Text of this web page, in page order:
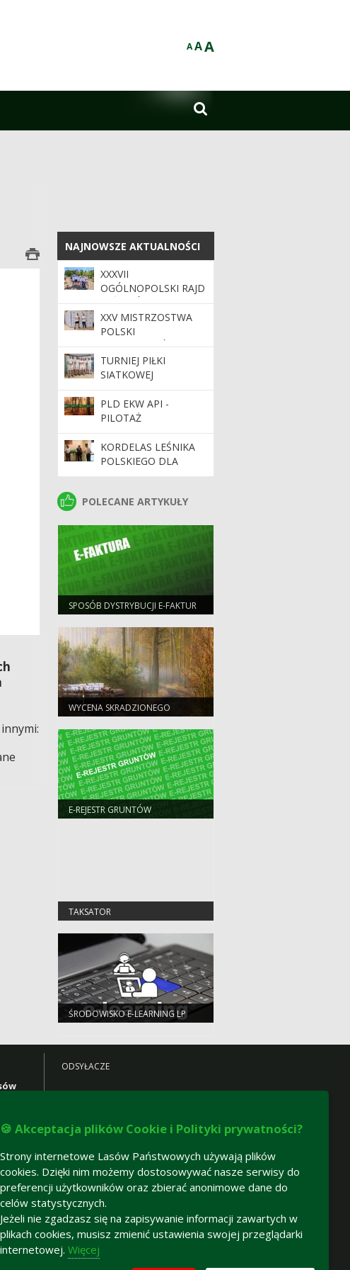
AAA

NAJNOWSZE AKTUALNOŚCI
NAJNOWSZE AKTUALNOŚCI
XXXVII
OGÓLNOPOLSKI RAJD
LEŚNIKÓW
XXV MISTRZOSTWA
POLSKI
PRACOWNIKÓW
LASÓW
PAŃSTWOWYCH W
TENISIE STOŁOWYM
TURNIEJ PIŁKI
SIATKOWEJ
PLD EKW API -
PILOTAŻ
KORDELAS LEŚNIKA
POLSKIEGO DLA
EMERYTOWANEGO
WYRAZ UZNANIA ZA
POLECANE ARTYKUŁY
POLECANE ARTYKUŁY
SPOSÓB DYSTRYBUCJI E-FAKTUR
WYCENA SKRADZIONEGO
DREWNA
E-REJESTR GRUNTÓW
TAKSATOR
ŚRODOWISKO E-LEARNING LP
ODSYŁACZE
🍪 Akceptacja plików Cookie i Polityki prywatności?
Strony internetowe Lasów Państwowych używają plików
cookies. Dzięki nim możemy dostosowywać nasze serwisy do
preferencji użytkowników oraz zbierać anonimowe dane do
celów statystycznych.
Jeżeli nie zgadzasz się na zapisywanie informacji zawartych w
plikach cookies, musisz zmienić ustawienia swojej przeglądarki
internetowej. Więcej